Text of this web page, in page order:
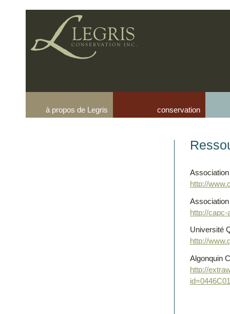
à propos de Legris conservation
http://
http://capc-
Université
http://
Algonquin
http://